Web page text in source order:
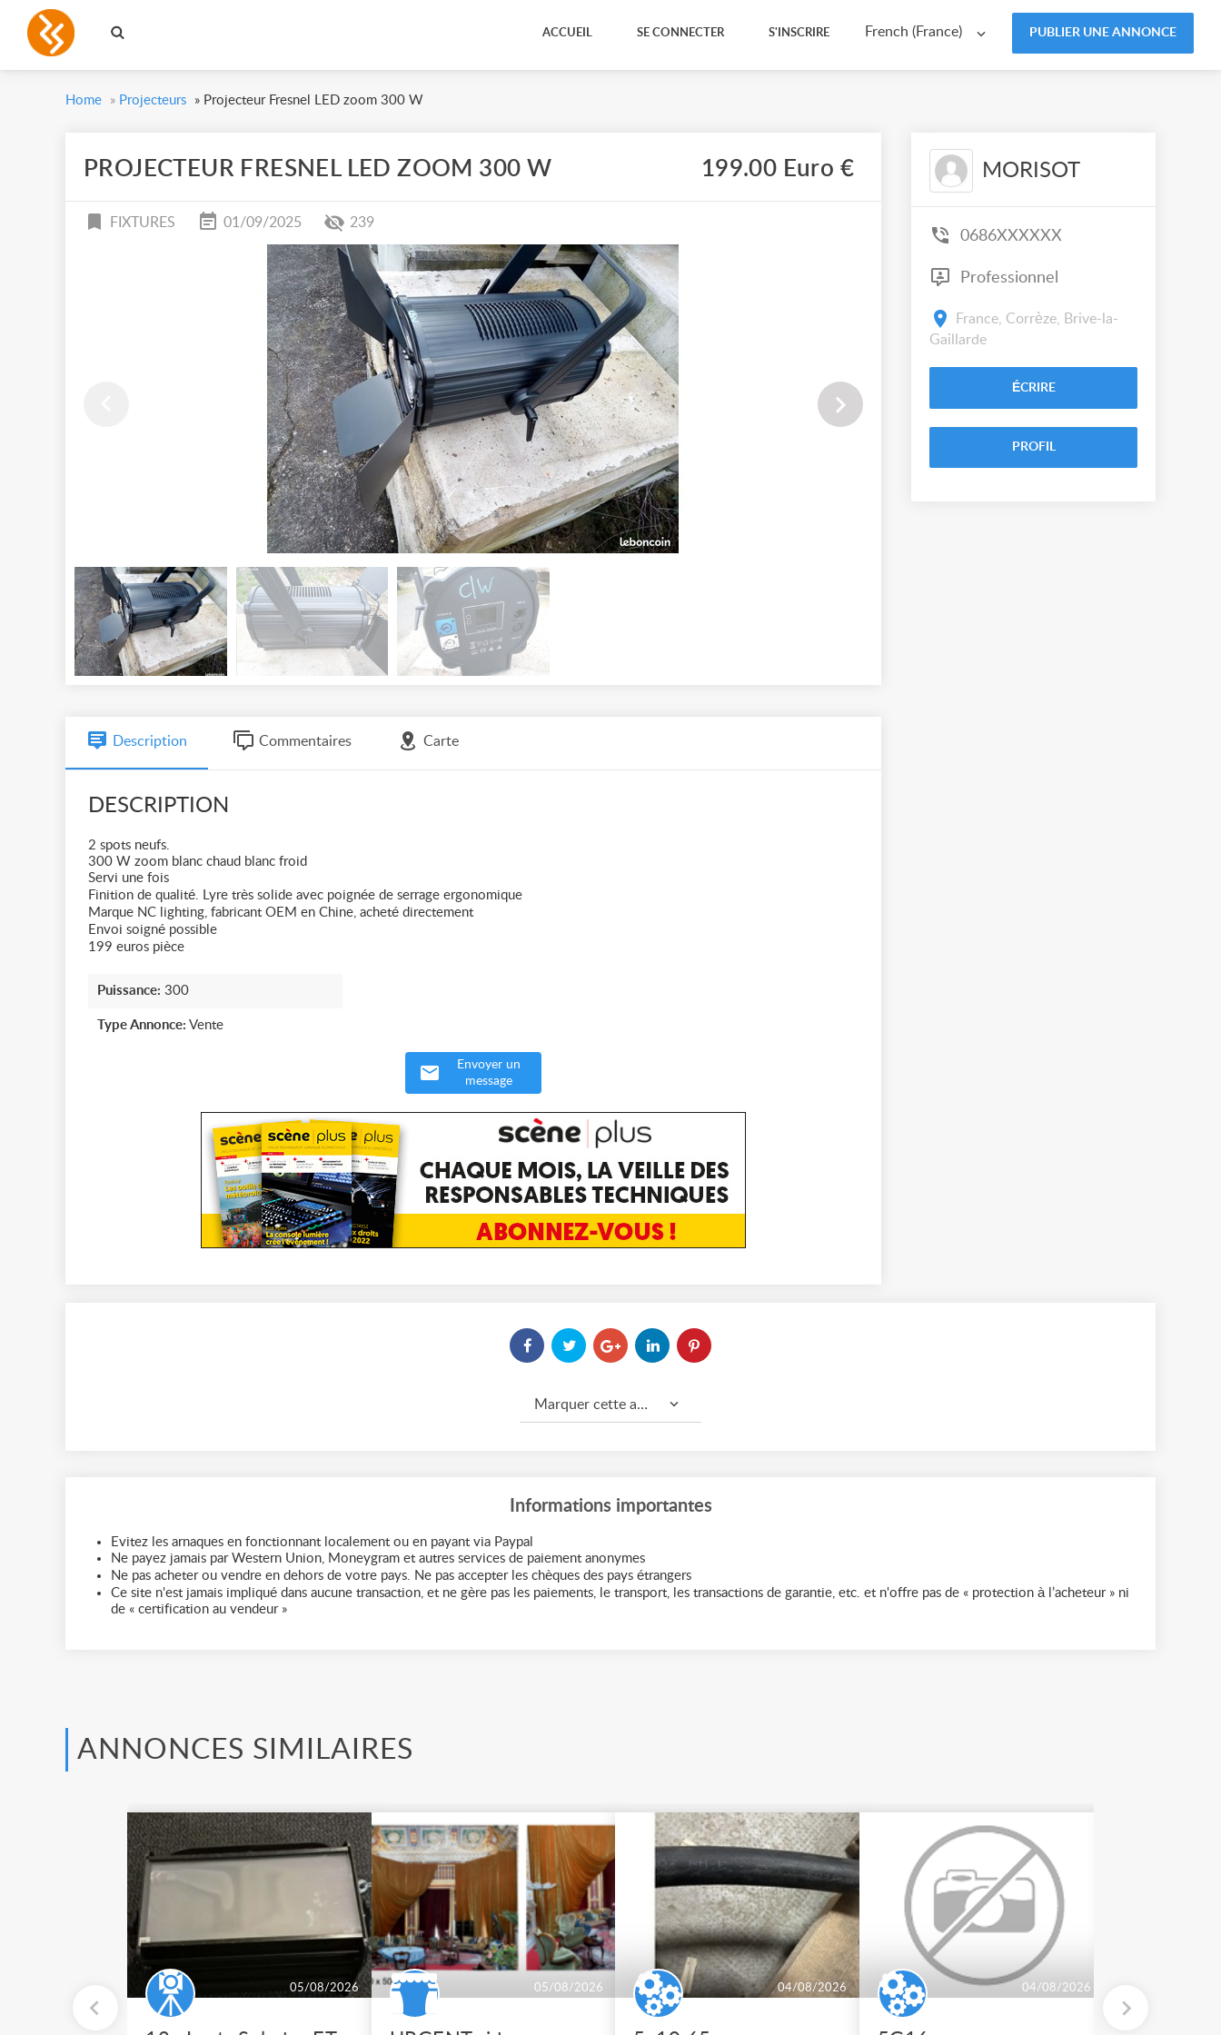
French (France) PUBLIER UNE ANNONCE
ACCUEIL SE CONNECTER S'INSCRIRE
Home » Projecteurs » Projecteur Fresnel LED zoom 300 W
PROJECTEUR FRESNEL LED ZOOM 300 W 199.00 Euro €
FIXTURES 01/09/2025 239
Description Commentaires Carte
DESCRIPTION
2 spots neufs.
300 W zoom blanc chaud blanc froid
Servi une fois
Finition de qualité. Lyre très solide avec poignée de serrage ergonomique
Marque NC lighting, fabricant OEM en Chine, acheté directement
Envoi soigné possible
199 euros pièce
Puissance: 300
Type Annonce: Vente
Envoyer un
message
MORISOT
0686XXXXXX
Professionnel
France, Corrèze, Brive-la-
Gaillarde
ÉCRIRE
PROFIL
Marquer cette annonce comme...
Informations importantes
Evitez les arnaques en fonctionnant localement ou en payant via Paypal
Ne payez jamais par Western Union, Moneygram et autres services de paiement anonymes
Ne pas acheter ou vendre en dehors de votre pays. Ne pas accepter les chèques des pays étrangers
Ce site n'est jamais impliqué dans aucune transaction, et ne gère pas les paiements, le transport, les transactions de garantie, etc. et n'offre pas de « protection à l’acheteur » ni
de « certification au vendeur »
ANNONCES SIMILAIRES
05/08/2026 05/08/2026 04/08/2026 04/08/2026